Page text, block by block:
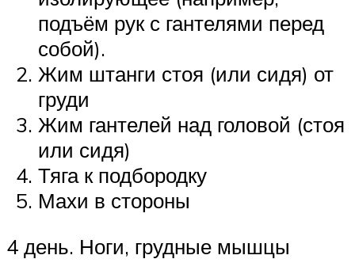
подъём рук с гантелями перед
собой).
Жим штанги стоя (или сидя) от
груди
Жим гантелей над головой (стоя
или сидя)
Тяга к подбородку
Махи в стороны
4 день. Ноги, грудные мышцы